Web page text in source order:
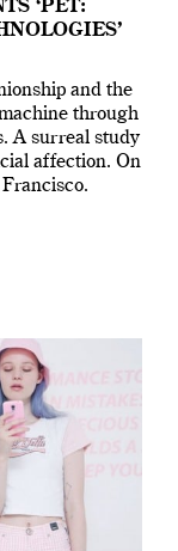
‘PET:
and the
through
A surreal study
affection. On